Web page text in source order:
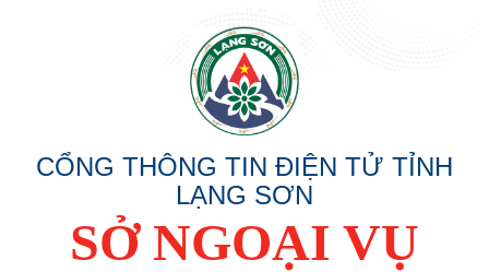
CỔNG THÔNG TIN ĐIỆN TỬ TỈNH
LẠNG SƠN
SỞ NGOẠI VỤ